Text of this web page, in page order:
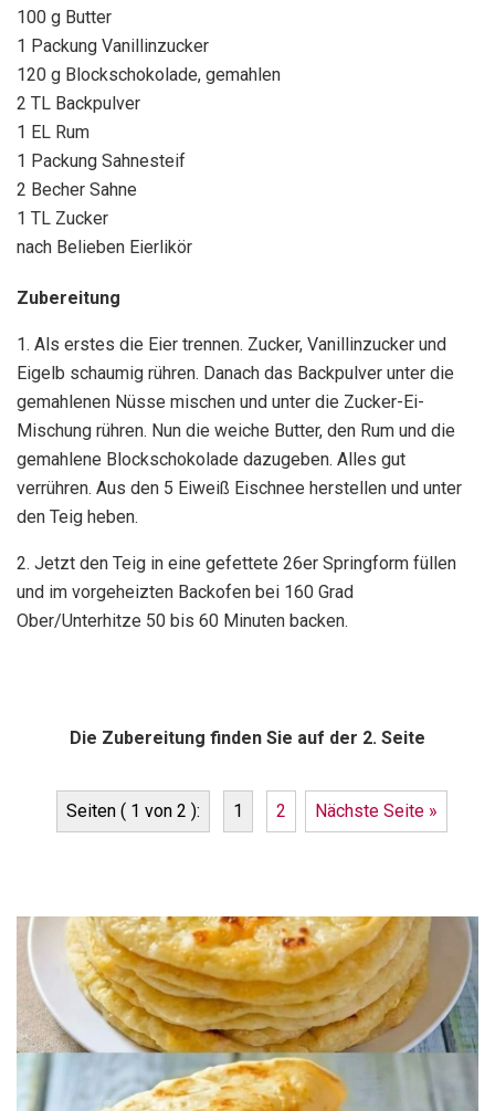
100 g Butter
1 Packung Vanillinzucker
120 g Blockschokolade, gemahlen
2 TL Backpulver
1 EL Rum
1 Packung Sahnesteif
2 Becher Sahne
1 TL Zucker
nach Belieben Eierlikör
Zubereitung
1. Als erstes die Eier trennen. Zucker, Vanillinzucker und
Eigelb schaumig rühren. Danach das Backpulver unter die
gemahlenen Nüsse mischen und unter die Zucker-Ei-
Mischung rühren. Nun die weiche Butter, den Rum und die
gemahlene Blockschokolade dazugeben. Alles gut
verrühren. Aus den 5 Eiweiß Eischnee herstellen und unter
den Teig heben.
2. Jetzt den Teig in eine gefettete 26er Springform füllen
und im vorgeheizten Backofen bei 160 Grad
Ober/Unterhitze 50 bis 60 Minuten backen.
Die Zubereitung finden Sie auf der 2. Seite
Seiten ( 1 von 2 ): 1 2 Nächste Seite »